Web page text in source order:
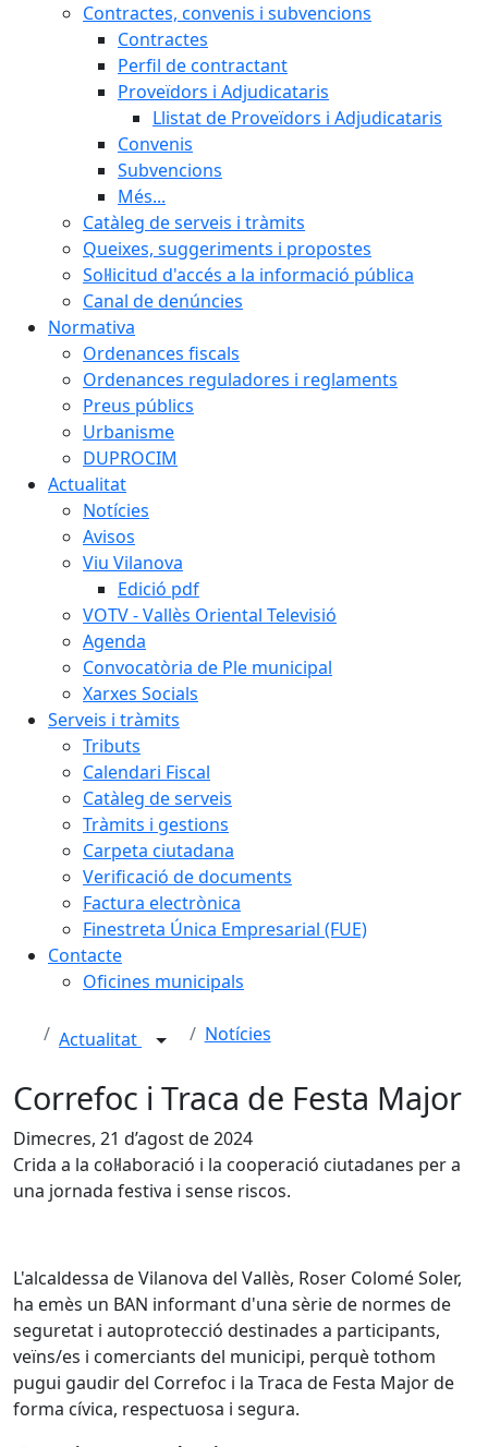
Contractes, convenis i subvencions
Contractes
Perfil de contractant
Proveïdors i Adjudicataris
Llistat de Proveïdors i Adjudicataris
Convenis
Subvencions
Més...
Catàleg de serveis i tràmits
Queixes, suggeriments i propostes
Sol·licitud d'accés a la informació pública
Canal de denúncies
Normativa
Ordenances fiscals
Ordenances reguladores i reglaments
Preus públics
Urbanisme
DUPROCIM
Actualitat
Notícies
Avisos
Viu Vilanova
Edició pdf
VOTV - Vallès Oriental Televisió
Agenda
Convocatòria de Ple municipal
Xarxes Socials
Serveis i tràmits
Tributs
Calendari Fiscal
Catàleg de serveis
Tràmits i gestions
Carpeta ciutadana
Verificació de documents
Factura electrònica
Finestreta Única Empresarial (FUE)
Contacte
Oficines municipals
Actualitat Notícies
Correfoc i Traca de Festa Major
Dimecres, 21 d’agost de 2024
Crida a la col·laboració i la cooperació ciutadanes per a
una jornada festiva i sense riscos.
L'alcaldessa de Vilanova del Vallès, Roser Colomé Soler,
ha emès un BAN informant d'una sèrie de normes de
seguretat i autoprotecció destinades a participants,
veïns/es i comerciants del municipi, perquè tothom
pugui gaudir del Correfoc i la Traca de Festa Major de
forma cívica, respectuosa i segura.